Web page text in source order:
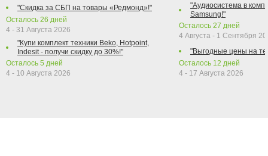
"Скидка за СБП на товары «Редмонд»!"
Осталось 26 дней
4 - 31 Августа 2026
"Купи комплект техники Beko, Hotpoint,
Indesit - получи скидку до 30%!"
Осталось 5 дней
4 - 10 Августа 2026
"Аудиосистема в
Samsung!"
Осталось 27 дней
4 Августа - 1 Сентября
"Выгодные цены на
Осталось 12 дней
4 - 17 Августа 2026